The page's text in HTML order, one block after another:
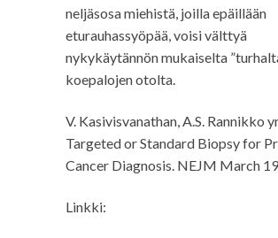
neljäsosa miehistä, joilla epäillään
eturauhassyöpää, voisi välttyä
nykykäytännön mukaiselta
koepalojen otolta.
V. Kasivisvanathan, A.S. Rannikko
Targeted or Standard Biopsy for
Cancer Diagnosis. NEJM March
Linkki: